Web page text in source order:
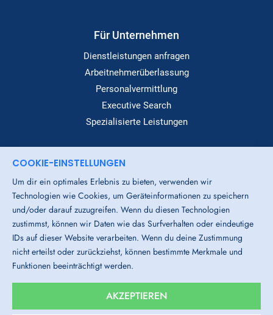
Für Unternehmen
Dienstleistungen anfragen
Arbeitnehmerüberlassung
Personalvermittlung
Executive Search
Spezialisierte Leistungen
Dialog
Standorte
Über Uns
Login-Bereich
Downloads
Datenschutz
Hinweisgeber-System
Gender-Hinweis
COOKIE-EINSTELLUNGEN
Um dir ein optimales Erlebnis zu bieten, verwenden wir
Technologien wie Cookies, um Geräteinformationen zu speichern
und/oder darauf zuzugreifen. Wenn du diesen Technologien
zustimmst, können wir Daten wie das Surfverhalten oder eindeutige
IDs auf dieser Website verarbeiten. Wenn du deine Zustimmung
nicht erteilst oder zurückziehst, können bestimmte Merkmale und
Funktionen beeinträchtigt werden.
AKZEPTIEREN